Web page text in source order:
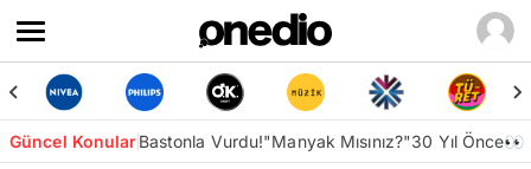
Güncel KonularBastonla Vurdu!"Manyak Mısınız?"30 Yıl Önce👀